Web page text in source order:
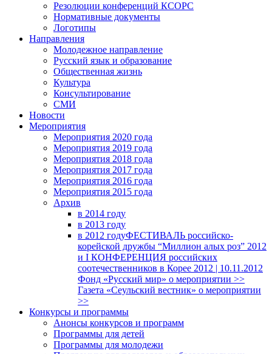
Резолюции конференций КСОРС
Нормативные документы
Логотипы
Направления
Молодежное направление
Русский язык и образование
Общественная жизнь
Культура
Консультирование
СМИ
Новости
Мероприятия
Мероприятия 2020 года
Мероприятия 2019 года
Мероприятия 2018 годa
Мероприятия 2017 года
Мероприятия 2016 года
Мероприятия 2015 года
Архив
в 2014 году
в 2013 году
в 2012 годуФЕСТИВАЛЬ российско-
корейской дружбы “Миллион алых роз” 2012
и I КОНФЕРЕНЦИЯ российских
соотечественников в Корее 2012 | 10.11.2012
Фонд «Русский мир» о мероприятии >>
Газета «Сеульский вестник» о мероприятии
>>
Конкурсы и программы
Анонсы конкурсов и программ
Программы для детей
Программы для молодежи